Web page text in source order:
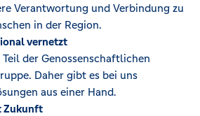
Verantwortung und Verbindung zu
in der Region.
vernetzt
der Genossenschaftlichen
Daher gibt es bei uns
aus einer Hand.
Zukunft